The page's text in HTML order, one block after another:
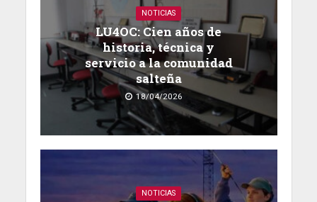
NOTICIAS
LU4OC: Cien años de
historia, técnica y
servicio a la comunidad
salteña
18/04/2026
NOTICIAS